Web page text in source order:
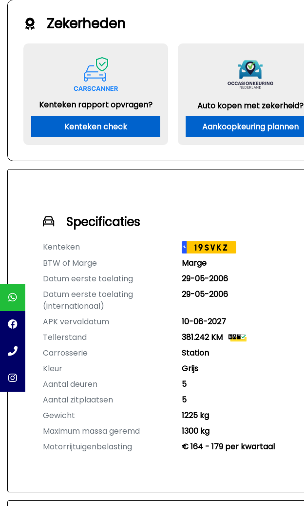
Zekerheden
Kenteken rapport opvragen?
Kenteken check
Auto kopen met zekerheid?
Aankoopkeuring plannen
Specificaties
Kenteken NL 19SVKZ
BTW of Marge
Marge
Datum eerste toelating
29-05-2006
Datum eerste toelating
(internationaal)
29-05-2006
APK vervaldatum
10-06-2027
Tellerstand
381.242 KM
Carrosserie
Station
Kleur
Grijs
Aantal deuren
5
Aantal zitplaatsen
5
Gewicht
1225 kg
Maximum massa geremd
1300 kg
Motorrijtuigenbelasting
€ 164 - 179 per kwartaal